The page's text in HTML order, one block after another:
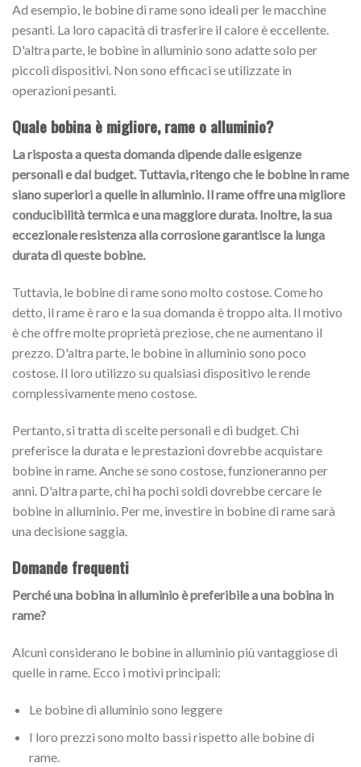
Ad esempio, le bobine di rame sono ideali per le macchine
pesanti. La loro capacità di trasferire il calore è eccellente.
D'altra parte, le bobine in alluminio sono adatte solo per
piccoli dispositivi. Non sono efficaci se utilizzate in
operazioni pesanti.
Quale bobina è migliore, rame o alluminio?
La risposta a questa domanda dipende dalle esigenze
personali e dal budget. Tuttavia, ritengo che le bobine in rame
siano superiori a quelle in alluminio. Il rame offre una migliore
conducibilità termica e una maggiore durata. Inoltre, la sua
eccezionale resistenza alla corrosione garantisce la lunga
durata di queste bobine.
Tuttavia, le bobine di rame sono molto costose. Come ho
detto, il rame è raro e la sua domanda è troppo alta. Il motivo
è che offre molte proprietà preziose, che ne aumentano il
prezzo. D'altra parte, le bobine in alluminio sono poco
costose. Il loro utilizzo su qualsiasi dispositivo le rende
complessivamente meno costose.
Pertanto, si tratta di scelte personali e di budget. Chi
preferisce la durata e le prestazioni dovrebbe acquistare
bobine in rame. Anche se sono costose, funzioneranno per
anni. D'altra parte, chi ha pochi soldi dovrebbe cercare le
bobine in alluminio. Per me, investire in bobine di rame sarà
una decisione saggia.
Domande frequenti
Perché una bobina in alluminio è preferibile a una bobina in
rame?
Alcuni considerano le bobine in alluminio più vantaggiose di
quelle in rame. Ecco i motivi principali:
Le bobine di alluminio sono leggere
I loro prezzi sono molto bassi rispetto alle bobine di
rame.